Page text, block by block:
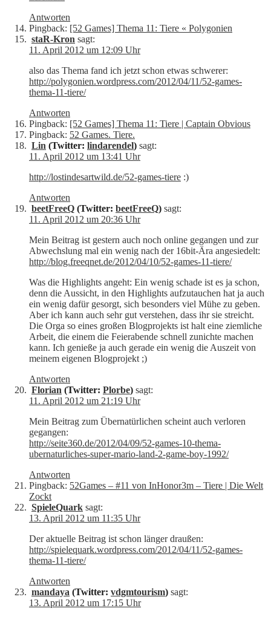
Antworten
Pingback: [52 Games] Thema 11: Tiere « Polygonien
staR-Kron sagt:
11. April 2012 um 12:09 Uhr
also das Thema fand ich jetzt schon etwas schwerer:
http://polygonien.wordpress.com/2012/04/11/52-games-
thema-11-tiere/
Antworten
Pingback: [52 Games] Thema 11: Tiere | Captain Obvious
Pingback: 52 Games. Tiere.
Lin (Twitter: lindarendel) sagt:
11. April 2012 um 13:41 Uhr
http://lostindesartwild.de/52-games-tiere :)
Antworten
beetFreeQ (Twitter: beetFreeQ) sagt:
11. April 2012 um 20:36 Uhr
Mein Beitrag ist gestern auch noch online gegangen und zur
Abwechslung mal ein wenig nach der 16bit-Ära angesiedelt:
http://blog.freeqnet.de/2012/04/10/52-games-11-tiere/
Was die Highlights angeht: Ein wenig schade ist es ja schon,
denn die Aussicht, in den Highlights aufzutauchen hat ja auch
ein wenig dafür gesorgt, sich besonders viel Mühe zu geben.
Aber ich kann auch sehr gut verstehen, dass ihr sie streicht.
Die Orga so eines großen Blogprojekts ist halt eine ziemliche
Arbeit, die einem die Feierabende schnell zunichte machen
kann. Ich genieße ja auch gerade ein wenig die Auszeit von
meinem eigenen Blogprojekt ;)
Antworten
Florian (Twitter: Plorbe) sagt:
11. April 2012 um 21:19 Uhr
Mein Beitrag zum Übernatürlichen scheint auch verloren
gegangen:
http://seite360.de/2012/04/09/52-games-10-thema-
ubernaturliches-super-mario-land-2-game-boy-1992/
Antworten
Pingback: 52Games – #11 von InHonor3m – Tiere | Die Welt
Zockt
SpieleQuark sagt:
13. April 2012 um 11:35 Uhr
Der aktuelle Beitrag ist schon länger draußen:
http://spielequark.wordpress.com/2012/04/11/52-games-
thema-11-tiere/
Antworten
mandaya (Twitter: vdgmtourism) sagt:
13. April 2012 um 17:15 Uhr